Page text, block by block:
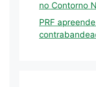
no Contorno
PRF